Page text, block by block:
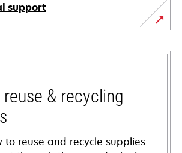
support
& recycling
to reuse and recycle supplies